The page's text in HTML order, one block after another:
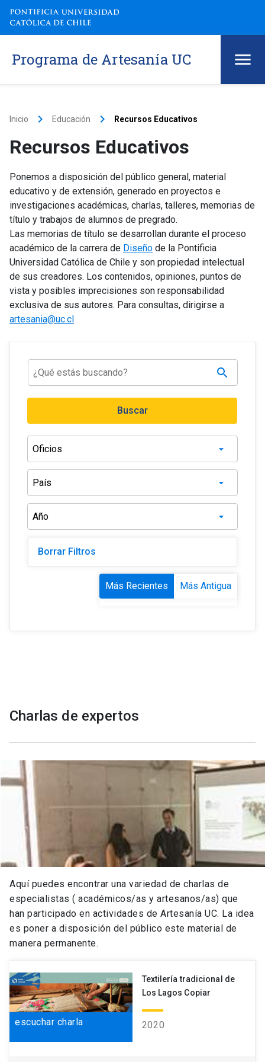
Programa de Artesanía UC
Inicio keyboard_arrow_right Educación keyboard_arrow_right Recursos Educativos
Recursos Educativos
Ponemos a disposición del público general, material
educativo y de extensión, generado en proyectos e
investigaciones académicas, charlas, talleres, memorias de
título y trabajos de alumnos de pregrado.
Las memorias de título se desarrollan durante el proceso
académico de la carrera de Diseño de la Pontificia
Universidad Católica de Chile y son propiedad intelectual
de sus creadores. Los contenidos, opiniones, puntos de
vista y posibles imprecisiones son responsabilidad
exclusiva de sus autores. Para consultas, dirigirse a
artesania@uc.cl
Borrar Filtros
Más Recientes Más Antigua
Charlas de expertos
Aquí puedes encontrar una variedad de charlas de
especialistas ( académicos/as y artesanos/as) que
han participado en actividades de Artesanía UC. La idea
es poner a disposición del público este material de
manera permanente.
escuchar charla
Textilería tradicional de
Los Lagos Copiar
2020